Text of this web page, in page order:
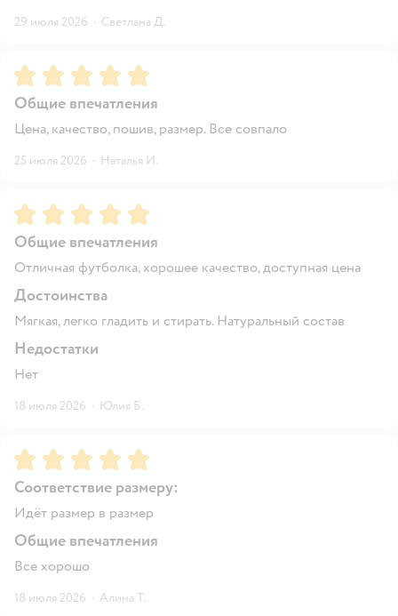
29 июля 2026 · Светлана Д.
Рейтинг:5
Общие впечатления
Цена, качество, пошив, размер. Все совпало
25 июля 2026 · Наталья И.
Рейтинг:5
Общие впечатления
Отличная футболка, хорошее качество, доступная цена
Достоинства
Мягкая, легко гладить и стирать. Натуральный состав
Недостатки
Нет
18 июля 2026 · Юлия Б.
Рейтинг:5
Соответствие размеру:
Идёт размер в размер
Общие впечатления
Все хорошо
18 июля 2026 · Алина Т.